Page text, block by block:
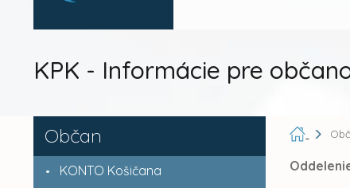
KPK - Informácie pre
Občan
KONTO Košičana